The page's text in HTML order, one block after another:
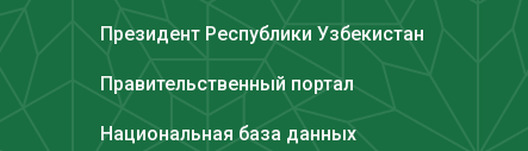
Президент Республики Узбекистан
Правительственный портал
Национальная база данных